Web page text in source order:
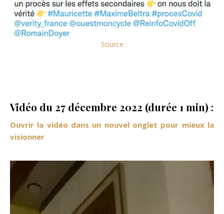
Source
Vidéo du 27 décembre 2022 (durée 1 min) :
Ouvrir la vidéo dans un nouvel onglet pour mieux la
visionner